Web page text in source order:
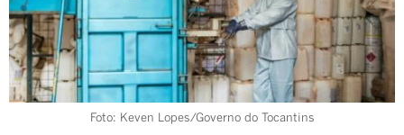
Foto: Keven Lopes/Governo do Tocantins